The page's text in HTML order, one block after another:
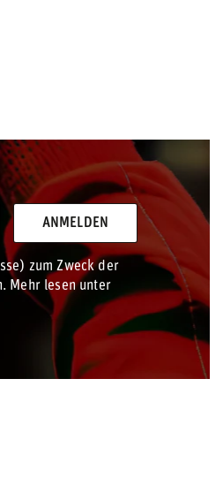
zum Zweck der
Mehr lesen unter
ANMELDEN